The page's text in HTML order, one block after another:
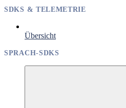
SDKS & TELEMETRIE
Übersicht
SPRACH-SDKS